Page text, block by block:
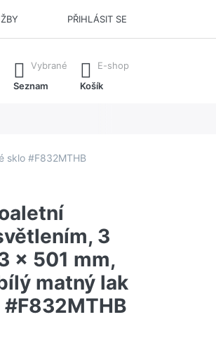
PŘIHLÁSIT SE
vyvoláte všechny výsledky.
Vybrané
Seznam
E-shop
Košík
sklo #F832MTHB
3
x 501 mm,
matný lak